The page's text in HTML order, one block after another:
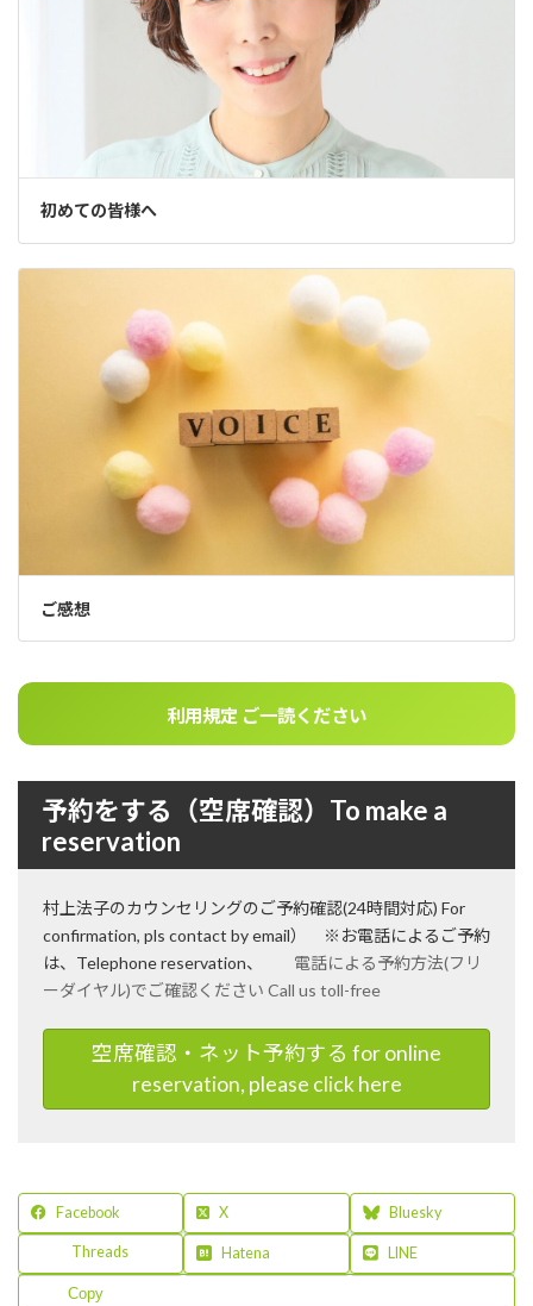
初めての皆様へ
ご感想
利用規定 ご一読ください
予約をする（空席確認）To make a
reservation
村上法子のカウンセリングのご予約確認(24時間対応) For
confirmation, pls contact by email） ※お電話によるご予約
は、Telephone reservation、
電話による予約方法(フリ
ーダイヤル)でご確認ください Call us toll-free
空席確認・ネット予約する for online
reservation, please click here
Facebook X Bluesky
Threads Hatena LINE
Copy